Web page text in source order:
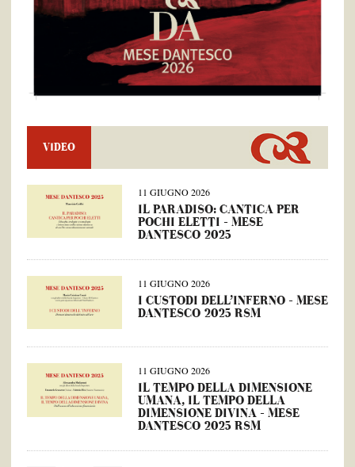
VIDEO
11 GIUGNO 2026
IL PARADISO: CANTICA PER
POCHI ELETTI – MESE
DANTESCO 2025
11 GIUGNO 2026
I CUSTODI DELL’INFERNO – MESE
DANTESCO 2025 RSM
11 GIUGNO 2026
IL TEMPO DELLA DIMENSIONE
UMANA, IL TEMPO DELLA
DIMENSIONE DIVINA – MESE
DANTESCO 2025 RSM